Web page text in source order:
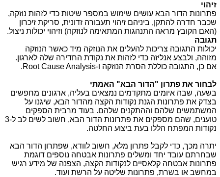
זיהוי
פתרונות הדור הבא עושים שימוש במספר שיטות כדי לזהות נוזקה,
שכבר חדרה להתקן, ביניהם זיהוי תעבורה זדונית, סריקת זיכרון
(האם הקובץ מראה התנהגות המתאימה לנוזקה) וזיהוי יכולות ניצול.
תגובה
יכולות התגובה צריכות להעלים את הנוזקה מיד כאשר הנוזקה
מזוהה, ולבצע אנליזה כדי לזהות את נקודת החדירה שלה לארגון.
אם כן, התגובה כוללת הסרת הנוזקה ו-Root Cause Analysis
.
לבחור את פתרון "הדור הבא" האמתי
בשעה, שבה איומים מתקדמים נמצאים בעליה, ארגונים מחפשים
בצדק את פתרונות הגנת נקודות הקצה מהדור הבא, שיגנו על
המשתמשים שלהם וההתקנים שלהם. בעוד מרבית הספקים
טוענים, שהם מספקים את פתרונות הדור הבא, חשוב לשים לב ל-3
נקודות המפתח הללו בעת ביצוע החלטה.
יתרה מכך, כדי לקבל פתרון מלא, חשוב לוודא, שפתרון הדור הבא
שבחרתם עובד יחד ומשלים פתרונות אבטחה נוספים דוגמת
פתרונות אבטחה קלאסיים לנקודות הקצה, הצפנה של מידע רגיש
במחשב או בשרת, פתרונות שליטה על הרשת ועוד.